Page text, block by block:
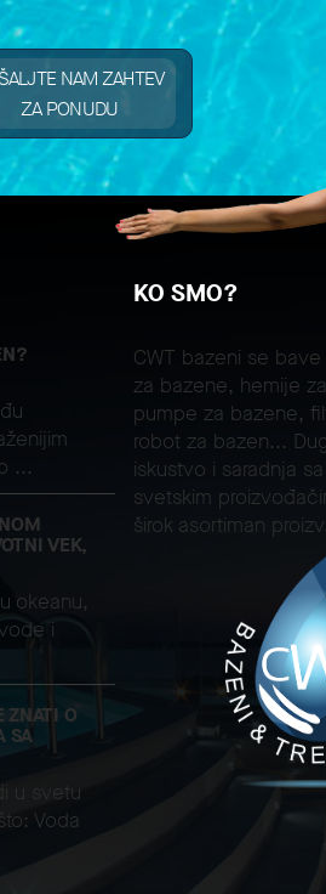
NAM ZAHTEV
ZA PONUDU
...
VEK,
okeanu,
i
ZNATI O
SA
u svetu
Voda
KO SMO?
CWT bazeni se
za bazene, hemije
pumpe za bazene,
robot za bazen...
iskustvo i saradnja
svetskim
širok asortiman